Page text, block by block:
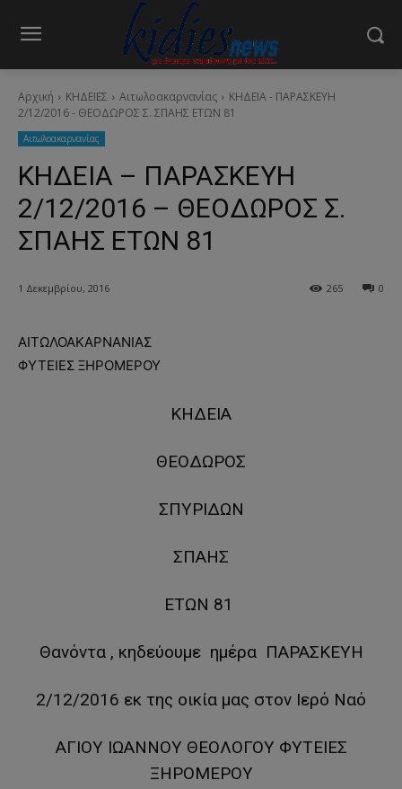
Αρχική ΚΗΔΕΙΕΣ Aιτωλοακαρνανίας
ΚΗΔΕΙΑ - ΠΑΡΑΣΚΕΥΗ
2/12/2016 - ΘΕΟΔΩΡΟΣ Σ. ΣΠΑΗΣ ΕΤΩΝ 81
Aιτωλοακαρνανίας
ΚΗΔΕΙΑ – ΠΑΡΑΣΚΕΥΗ
2/12/2016 – ΘΕΟΔΩΡΟΣ Σ.
ΣΠΑΗΣ ΕΤΩΝ 81
1 Δεκεμβρίου, 2016 0
265
ΑΙΤΩΛΟΑΚΑΡΝΑΝΙΑΣ
ΦΥΤΕΙΕΣ ΞΗΡΟΜΕΡΟΥ
ΚΗΔΕΙΑ
ΘΕΟΔΩΡΟΣ
ΣΠΥΡΙΔΩΝ
ΣΠΑΗΣ
ΕΤΩΝ 81
Θανόντα , κηδεύουμε ημέρα ΠΑΡΑΣΚΕΥΗ
2/12/2016 εκ της οικία μας στον Ιερό Ναό
ΑΓΙΟΥ ΙΩΑΝΝΟΥ ΘΕΟΛΟΓΟΥ ΦΥΤΕΙΕΣ
ΞΗΡΟΜΕΡΟΥ